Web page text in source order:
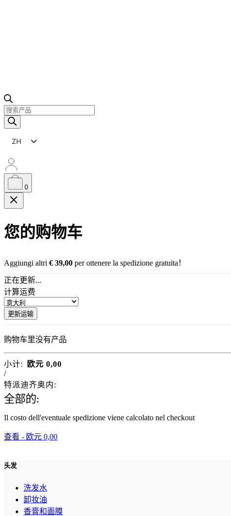
产
品
ZH
IT
EN
ES
FR
DE
JA
0
您的购物车
Aggiungi altri € 39,00 per ottenere la spedizione gratuita！
正在更新...
计算运费
更新运输
购物车里没有产品
小计: 欧元 0,00
/
特派迪齐奥内:
全部的:
Il costo dell'eventuale spedizione viene calcolato nel checkout
查看 - 欧元 0,00
头发
洗发水
卸妆油
香膏和面膜